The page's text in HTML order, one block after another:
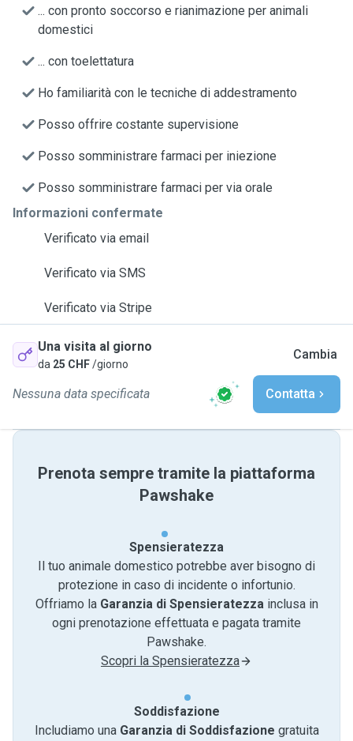
... con pronto soccorso e rianimazione per animali
domestici
... con toelettatura
Ho familiarità con le tecniche di addestramento
Posso offrire costante supervisione
Posso somministrare farmaci per iniezione
Posso somministrare farmaci per via orale
Informazioni confermate
Verificato via email
Verificato via SMS
Verificato via Stripe
Una visita al giorno
da 25 CHF/giorno
Cambia
Nessuna data specificata Contatta
Prenota sempre tramite la piattaforma
Pawshake
Spensieratezza
Il tuo animale domestico potrebbe aver bisogno di
protezione in caso di incidente o infortunio.
Offriamo la Garanzia di Spensieratezzainclusa in
ogni prenotazione effettuata e pagata tramite
Pawshake.
Scopri la Spensieratezza
Soddisfazione
Includiamo una Garanzia di Soddisfazione gratuita